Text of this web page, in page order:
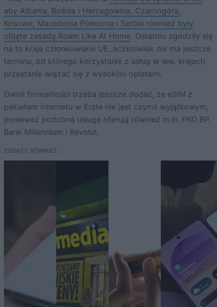
aby Albania, Bośnia i Hercegowina, Czarnogóra,
Kosowo, Macedonia Północna i Serbia również były
objęte zasadą Roam Like At Home. Ostatnio zgodziły się
na to kraje członkowskie UE, aczkolwiek nie ma jeszcze
terminu, od którego korzystanie z usług w ww. krajach
przestanie wiązać się z wysokimi opłatami.
Gwoli formalności trzeba jeszcze dodać, że eSIM z
pakietem internetu w Erste nie jest czymś wyjątkowym,
ponieważ podobną usługę oferują również m.in. PKO BP,
Bank Millennium i Revolut.
ZOBACZ RÓWNIEŻ